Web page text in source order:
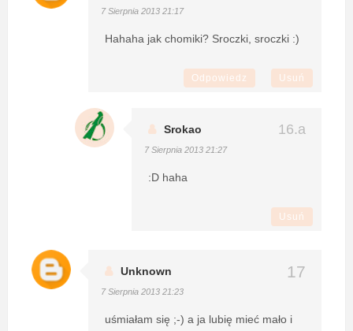
7 Sierpnia 2013 21:17
Hahaha jak chomiki? Sroczki, sroczki :)
Odpowiedz Usuń
Srokao
7 Sierpnia 2013 21:27
:D haha
Usuń
Unknown
7 Sierpnia 2013 21:23
uśmiałam się ;-) a ja lubię mieć mało i